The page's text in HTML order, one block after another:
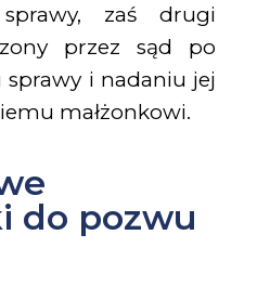
zaś drugi
przez sąd po
sprawy i nadaniu jej
małżonkowi.
do pozwu